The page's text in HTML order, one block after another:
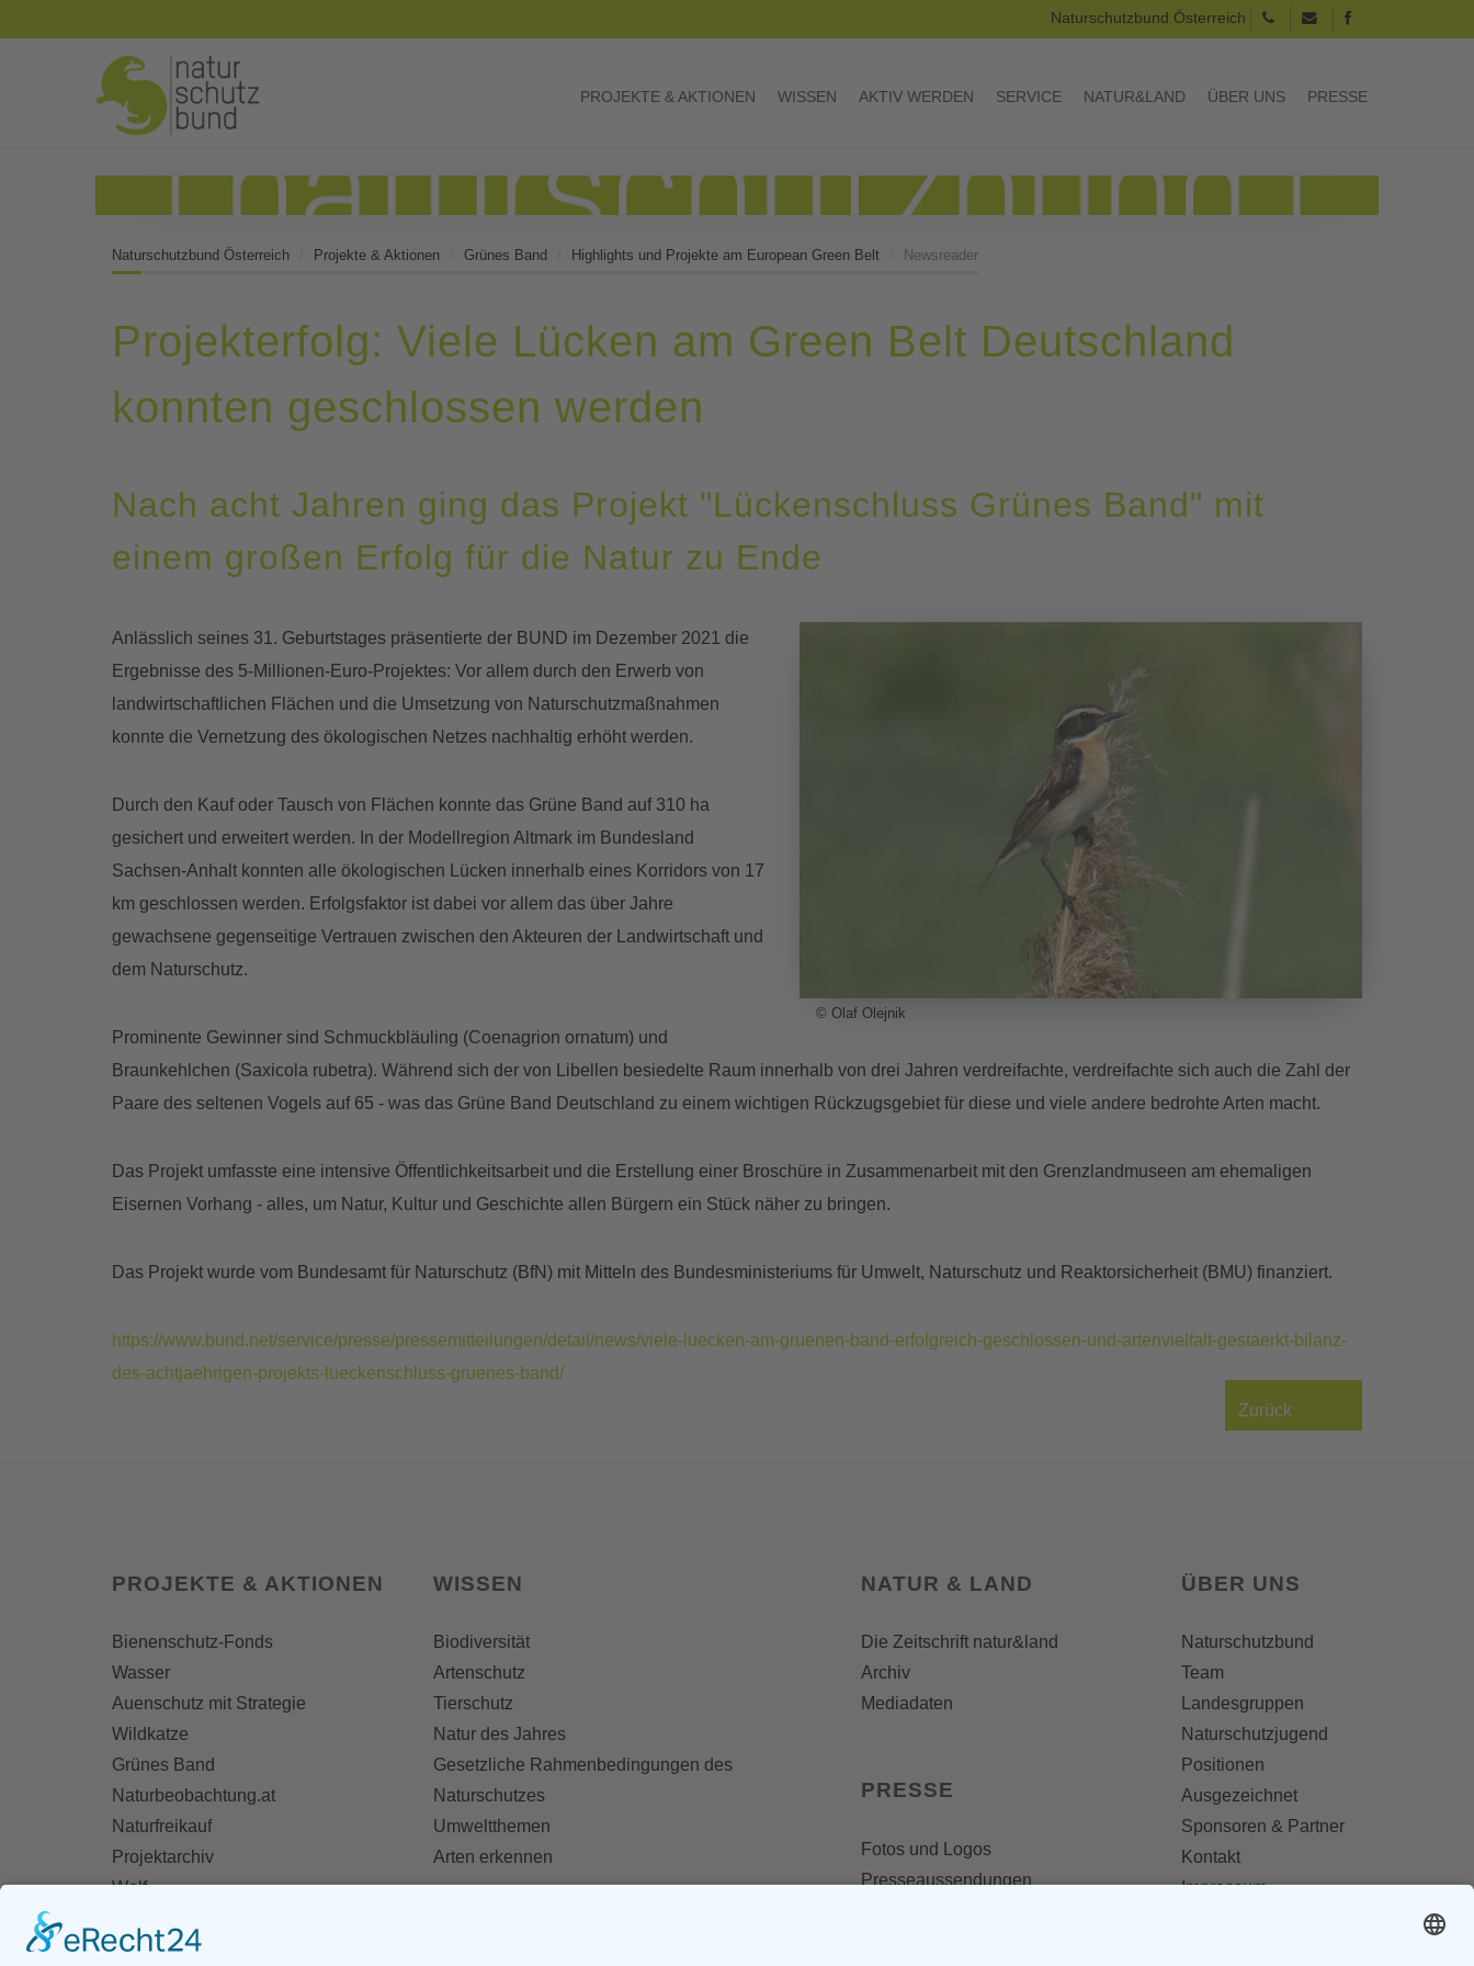
Naturschutzbund Österreich
PROJEKTE & AKTIONEN WISSEN AKTIV WERDEN SERVICE NATUR&LAND ÜBER UNS PRESSE
Naturschutzbund Österreich Projekte & Aktionen Grünes Band Highlights und Projekte am European Green Belt Newsreader
Projekterfolg: Viele Lücken am Green Belt Deutschland
konnten geschlossen werden
Nach acht Jahren ging das Projekt "Lückenschluss Grünes Band" mit
einem großen Erfolg für die Natur zu Ende
© Olaf Olejnik
Anlässlich seines 31. Geburtstages präsentierte der BUND im Dezember 2021 die
Ergebnisse des 5-Millionen-Euro-Projektes: Vor allem durch den Erwerb von
landwirtschaftlichen Flächen und die Umsetzung von Naturschutzmaßnahmen
konnte die Vernetzung des ökologischen Netzes nachhaltig erhöht werden.
Durch den Kauf oder Tausch von Flächen konnte das Grüne Band auf 310 ha
gesichert und erweitert werden. In der Modellregion Altmark im Bundesland
Sachsen-Anhalt konnten alle ökologischen Lücken innerhalb eines Korridors von 17
km geschlossen werden. Erfolgsfaktor ist dabei vor allem das über Jahre
gewachsene gegenseitige Vertrauen zwischen den Akteuren der Landwirtschaft und
dem Naturschutz.
Prominente Gewinner sind Schmuckbläuling (Coenagrion ornatum) und
Braunkehlchen (Saxicola rubetra). Während sich der von Libellen besiedelte Raum innerhalb von drei Jahren verdreifachte, verdreifachte sich auch die Zahl der
Paare des seltenen Vogels auf 65 - was das Grüne Band Deutschland zu einem wichtigen Rückzugsgebiet für diese und viele andere bedrohte Arten macht.
Das Projekt umfasste eine intensive Öffentlichkeitsarbeit und die Erstellung einer Broschüre in Zusammenarbeit mit den Grenzlandmuseen am ehemaligen
Eisernen Vorhang - alles, um Natur, Kultur und Geschichte allen Bürgern ein Stück näher zu bringen.
Das Projekt wurde vom Bundesamt für Naturschutz (BfN) mit Mitteln des Bundesministeriums für Umwelt, Naturschutz und Reaktorsicherheit (BMU) finanziert.
https://www.bund.net/service/presse/pressemitteilungen/detail/news/viele-luecken-am-gruenen-band-erfolgreich-geschlossen-und-artenvielfalt-gestaerkt-bilanz-
des-achtjaehrigen-projekts-lueckenschluss-gruenes-band/
Zurück
PROJEKTE & AKTIONEN
Bienenschutz-Fonds
Wasser
Auenschutz mit Strategie
Wildkatze
Grünes Band
Naturbeobachtung.at
Naturfreikauf
Projektarchiv
Wolf
WISSEN
Biodiversität
Artenschutz
Tierschutz
Natur des Jahres
Gesetzliche Rahmenbedingungen des
Naturschutzes
Umweltthemen
Arten erkennen
NATUR & LAND
Die Zeitschrift natur&land
Archiv
Mediadaten
PRESSE
Fotos und Logos
Presseaussendungen
ÜBER UNS
Naturschutzbund
Team
Landesgruppen
Naturschutzjugend
Positionen
Ausgezeichnet
Sponsoren & Partner
Kontakt
Impressum